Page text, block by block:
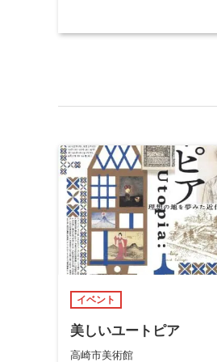
イベント
美しいユートピア
高崎市美術館